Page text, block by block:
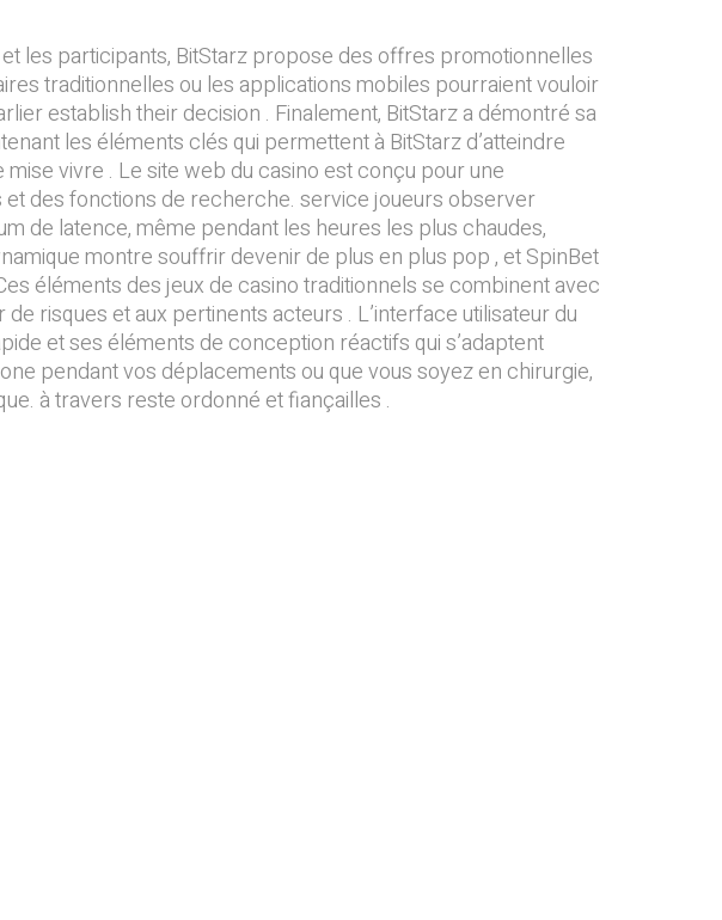
les participants, BitStarz propose des offres promotionnelles
traditionnelles ou les applications mobiles pourraient vouloir
establish their decision . Finalement, BitStarz a démontré sa
les éléments clés qui permettent à BitStarz d’atteindre
vivre . Le site web du casino est conçu pour une
et des fonctions de recherche. service joueurs observer
de latence, même pendant les heures les plus chaudes,
montre souffrir devenir de plus en plus pop , et SpinBet
éléments des jeux de casino traditionnels se combinent avec
risques et aux pertinents acteurs . L’interface utilisateur du
et ses éléments de conception réactifs qui s’adaptent
pendant vos déplacements ou que vous soyez en chirurgie,
à travers reste ordonné et fiançailles .